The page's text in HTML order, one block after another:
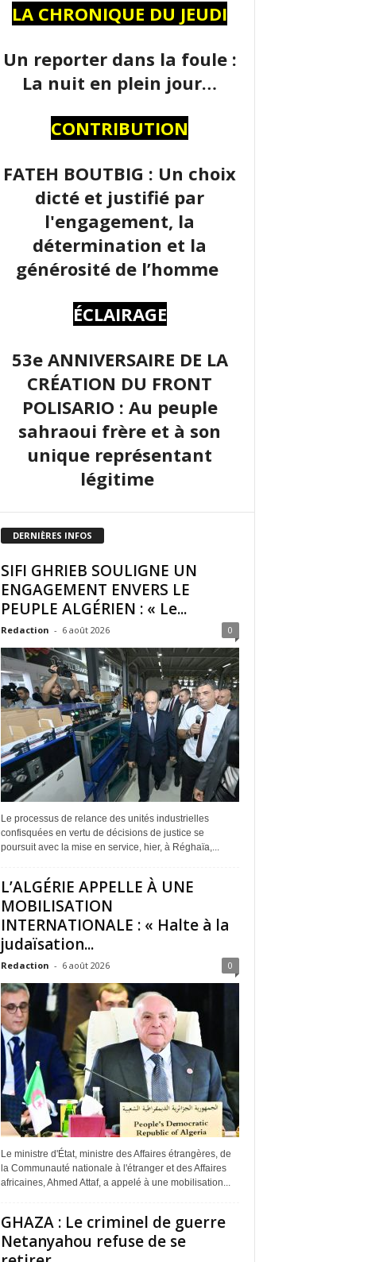
LA CHRONIQUE DU JEUDI
Un reporter dans la foule :
La nuit en plein jour…
CONTRIBUTION
FATEH BOUTBIG : Un choix
dicté et justifié par
l'engagement, la
détermination et la
générosité de l’homme
ÉCLAIRAGE
53e ANNIVERSAIRE DE LA
CRÉATION DU FRONT
POLISARIO : Au peuple
sahraoui frère et à son
unique représentant
légitime
DERNIÈRES INFOS
SIFI GHRIEB SOULIGNE UN
ENGAGEMENT ENVERS LE
PEUPLE ALGÉRIEN : « Le...
Redaction - 6 août 2026 0
Le processus de relance des unités industrielles
confisquées en vertu de décisions de justice se
poursuit avec la mise en service, hier, à Réghaïa,...
L’ALGÉRIE APPELLE À UNE
MOBILISATION
INTERNATIONALE : « Halte à la
judaïsation...
Redaction - 6 août 2026 0
Le ministre d'État, ministre des Affaires étrangères, de
la Communauté nationale à l'étranger et des Affaires
africaines, Ahmed Attaf, a appelé à une mobilisation...
GHAZA : Le criminel de guerre
Netanyahou refuse de se